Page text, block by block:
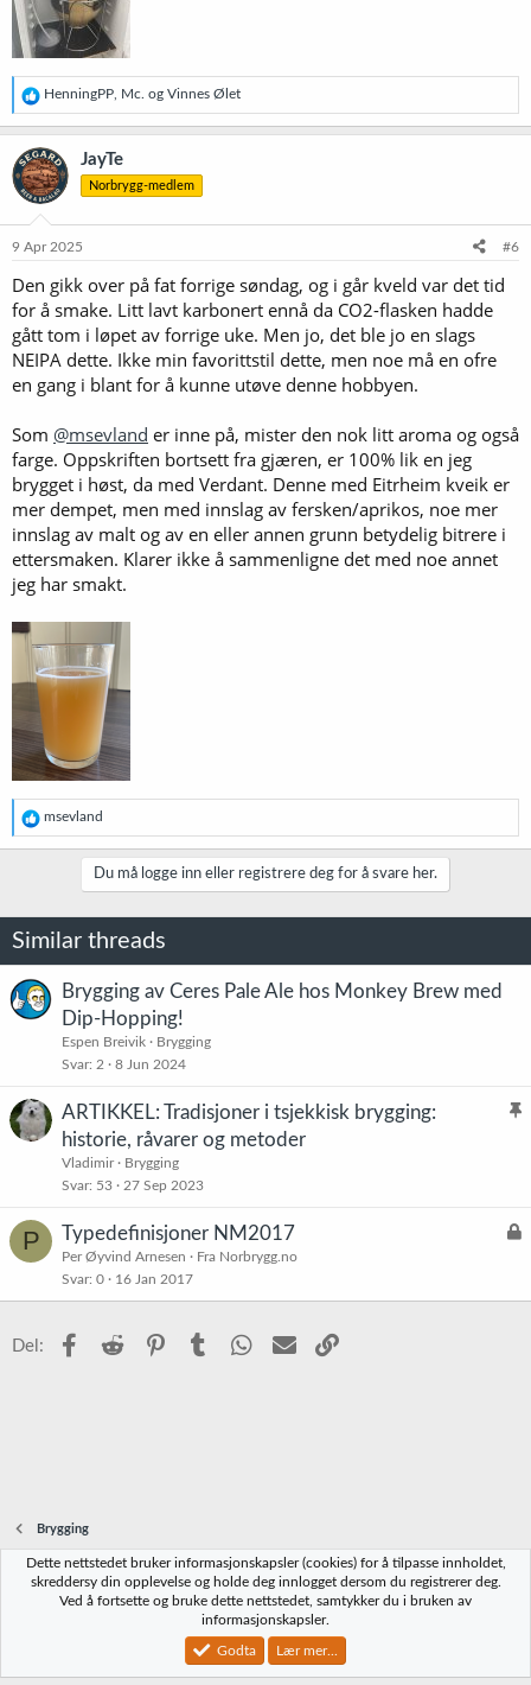
R
e
a
k
s
j
o
e
:
HenningPP Mc. og Vinnes Ølet
JayTe
Norbrygg-medlem
9 Apr 2025 #6
Den gikk over på fat forrige søndag, og i går kveld var det tid
for å smake. Litt lavt karbonert ennå da CO2-flasken hadde
gått tom i løpet av forrige uke. Men jo, det ble jo en slags
NEIPA dette. Ikke min favorittstil dette, men noe må en ofre
en gang i blant for å kunne utøve denne hobbyen.
Som @msevland er inne på, mister den nok litt aroma og også
farge. Oppskriften bortsett fra gjæren, er 100% lik en jeg
brygget i høst, da med Verdant. Denne med Eitrheim kveik er
mer dempet, men med innslag av fersken/aprikos, noe mer
innslag av malt og av en eller annen grunn betydelig bitrere i
ettersmaken. Klarer ikke å sammenligne det med noe annet
jeg har smakt.
R
e
a
n
e
r
:
msevland
Du må logge inn eller registrere deg for å svare her.
Similar threads
Brygging av Ceres Pale Ale hos Monkey Brew med
Dip-Hopping!
Espen Breivik
Brygging
Svar 2 8 Jun 2024
K
r
ARTIKKEL: Tradisjoner i tsjekkisk brygging:
historie, råvarer og metoder
Vladimir
Brygging
Svar 53 27 Sep 2023
P
L
t
Typedefinisjoner NM2017
Per Øyvind Arnesen
Fra Norbrygg.no
Svar 0 16 Jan 2017
Del: Facebook
Reddit PinterestTumblr WhatsApp
E-post
Brygging
Norbrygg-default
Vilkår og regler Personvernregler
Community platform by XenForo® © 2010-2023 XenForo Ltd.
Dette nettstedet bruker informasjonskapsler (cookies) for å tilpasse innholdet,
skreddersy din opplevelse og holde deg innlogget dersom du registrerer deg.
Ved å fortsette og bruke dette nettstedet, samtykker du i bruken av
informasjonskapsler.
Godta Lær mer...